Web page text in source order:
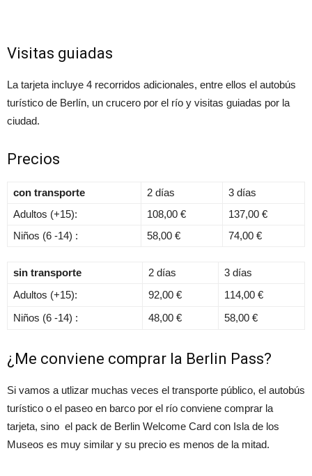
Visitas guiadas
La tarjeta incluye 4 recorridos adicionales, entre ellos el autobús
turístico de Berlín, un crucero por el río y visitas guiadas por la
ciudad.
Precios
con transporte 2 días
3 días
Adultos (+15):
108,00 €
137,00 €
Niños (6 -14) :
58,00 € 74,00 €
sin transporte 2 días
3 días
Adultos (+15):
92,00 €
114,00 €
Niños (6 -14) :
48,00 € 58,00 €
¿Me conviene comprar la Berlin Pass?
Si vamos a utlizar muchas veces el transporte público, el autobús
turístico o el paseo en barco por el río conviene comprar la
tarjeta, sino el pack de Berlin Welcome Card con Isla de los
Museos es muy similar y su precio es menos de la mitad.